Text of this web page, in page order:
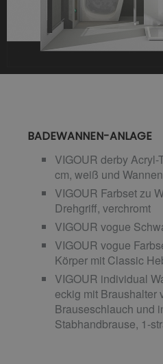
BADEWANNEN-ANLAGE
VIGOUR derby
cm, weiß und
VIGOUR Farbset zu
Drehgriff, verchromt
VIGOUR vogue
VIGOUR vogue
Körper mit Classic
VIGOUR individual
eckig mit Braushalter
Brauseschlauch und
Stabhandbrause, 1-